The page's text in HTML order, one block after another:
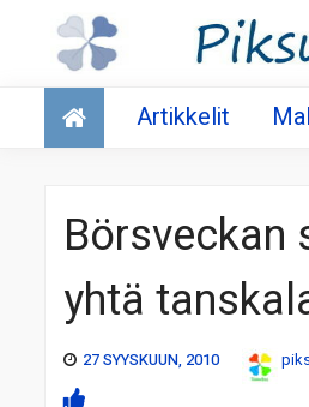
Talous
Artikkelit
yhtä
27 SYYSKUUN, 2010